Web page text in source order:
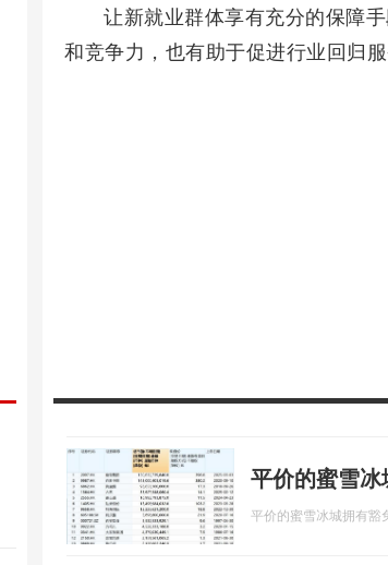
让新就业群体享有充分的保障
和竞争力，也有助于促进行业回归服
平价的蜜雪
平价的蜜雪冰城拥有豁